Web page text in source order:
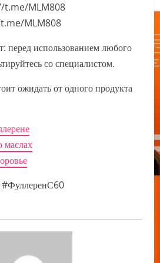
t.me/MLM808
MLM808
перед использованием любого
со специалистом.
ожидать от одного продукта
маслах